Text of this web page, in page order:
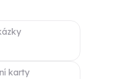
karty